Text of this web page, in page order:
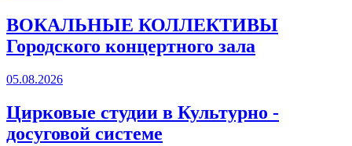
ВОКАЛЬНЫЕ КОЛЛЕКТИВЫ
Городского концертного зала
05.08.2026
Цирковые студии в Культурно -
досуговой системе